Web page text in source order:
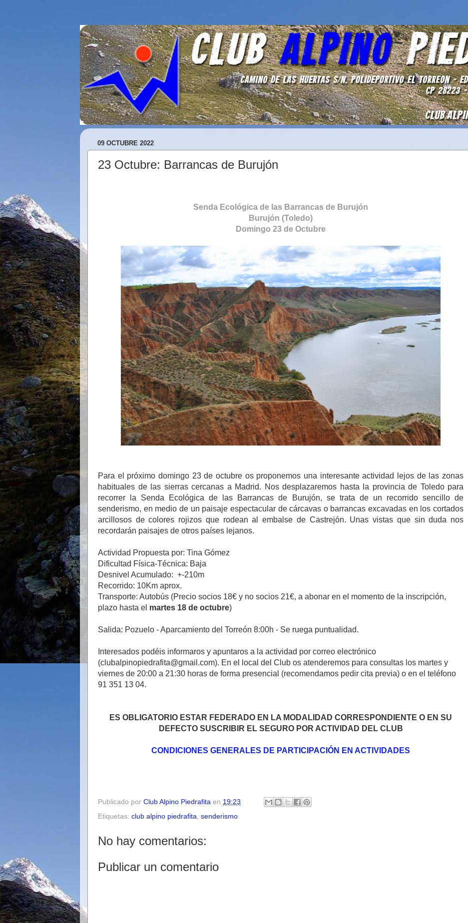
09 OCTUBRE 2022
23 Octubre: Barrancas de Burujón
Senda Ecológica de las Barrancas de Burujón
Burujón (Toledo)
Domingo 23 de Octubre
Para el próximo domingo 23 de octubre os proponemos una interesante actividad lejos de las zonas
habituales de las sierras cercanas a Madrid. Nos desplazaremos hasta la provincia de Toledo para
recorrer la Senda Ecológica de las Barrancas de Burujón, se trata de un recorrido sencillo de
senderismo, en medio de un paisaje espectacular de cárcavas o barrancas excavadas en los cortados
arcillosos de colores rojizos que rodean al embalse de Castrejón. Unas vistas que sin duda nos
recordarán paisajes de otros países lejanos.
Actividad Propuesta por: Tina Gómez
Dificultad Física-Técnica: Baja
Desnivel Acumulado: +-210m
Recorrido: 10Km aprox.
Transporte: Autobús (Precio socios 18€ y no socios 21€, a abonar en el momento de la inscripción,
plazo hasta el martes 18 de octubre)
Salida: Pozuelo - Aparcamiento del Torreón 8:00h - Se ruega puntualidad.
Interesados podéis informaros y apuntaros a la actividad por correo electrónico
(clubalpinopiedrafita@gmail.com). En el local del Club os atenderemos para consultas los martes y
viernes de 20:00 a 21:30 horas de forma presencial (recomendamos pedir cita previa) o en el teléfono
91 351 13 04.
ES OBLIGATORIO ESTAR FEDERADO EN LA MODALIDAD CORRESPONDIENTE O EN SU
DEFECTO SUSCRIBIR EL SEGURO POR ACTIVIDAD DEL CLUB
CONDICIONES GENERALES DE PARTICIPACIÓN EN ACTIVIDADES
Publicado por Club Alpino Piedrafita en 19:23
Etiquetas: club alpino piedrafita, senderismo
No hay comentarios:
Publicar un comentario